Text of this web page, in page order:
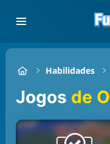
Habilidades
Jogos de